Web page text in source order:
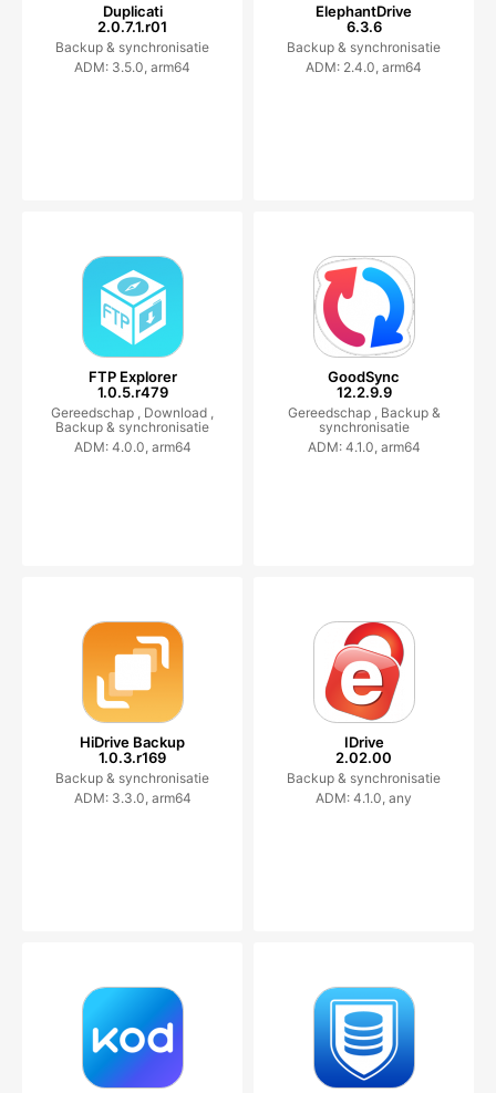
Duplicati
2.0.7.1.r01
Backup & synchronisatie
ADM: 3.5.0, arm64
ElephantDrive
6.3.6
Backup & synchronisatie
ADM: 2.4.0, arm64
FTP Explorer
1.0.5.r479
Gereedschap , Download ,
Backup & synchronisatie
ADM: 4.0.0, arm64
GoodSync
12.2.9.9
Gereedschap , Backup &
synchronisatie
ADM: 4.1.0, arm64
HiDrive Backup
1.0.3.r169
Backup & synchronisatie
ADM: 3.3.0, arm64
IDrive
2.02.00
Backup & synchronisatie
ADM: 4.1.0, any